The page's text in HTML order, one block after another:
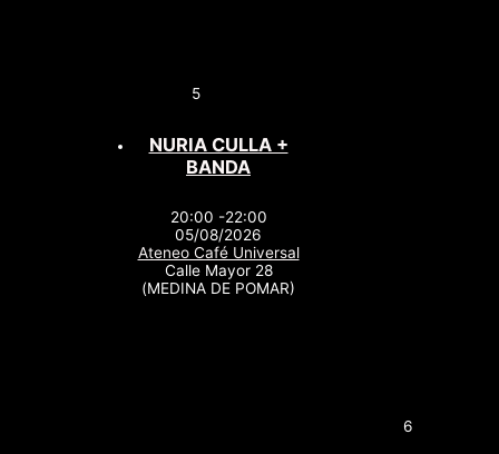
5
NURIA CULLA +
BANDA
20:00 -22:00
05/08/2026
Ateneo Café Universal
Calle Mayor 28
(MEDINA DE POMAR)
6